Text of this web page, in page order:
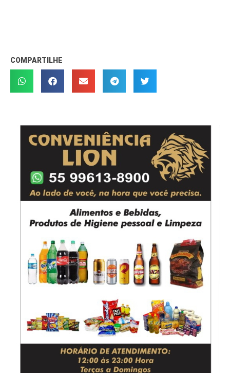
COMPARTILHE